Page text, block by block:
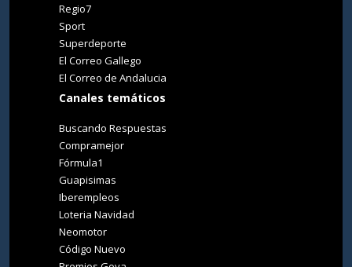
Regio7
Sport
Superdeporte
El Correo Gallego
El Correo de Andalucia
Canales temáticos
Buscando Respuestas
Compramejor
Fórmula1
Guapisimas
Iberempleos
Loteria Navidad
Neomotor
Código Nuevo